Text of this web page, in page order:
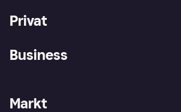
Privat
Klarna App
Business
Händlerportal
Markt